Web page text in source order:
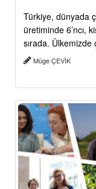
Türkiye, dünyada
üretiminde 6’ncı,
sırada.
Müge ÇEVİK